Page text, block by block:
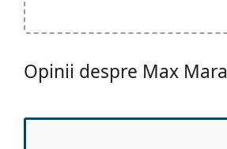
Opinii despre Max Mara